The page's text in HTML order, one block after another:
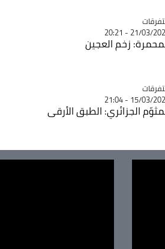
21/03/2026 -
زخم العجين
15/03/2026 -
الجزائري: الطبق الأرقى